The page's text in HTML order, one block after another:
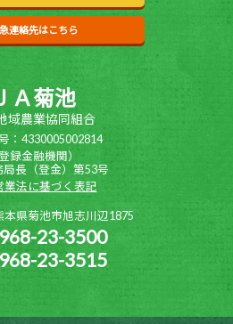
連絡先はこちら
Ａ菊池
域農業協同組合
：4330005002814
登録金融機関）
局長（登金）第53号
業法に基づく表記
本県菊池市旭志川辺1875
23-3500
23-3515